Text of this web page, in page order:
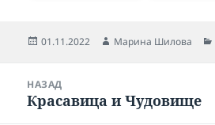
Опубликовано
01.11.2022 Автор
Марина Шилова
записям
НАЗАД
Предыдущая
Красавица и Чудовище